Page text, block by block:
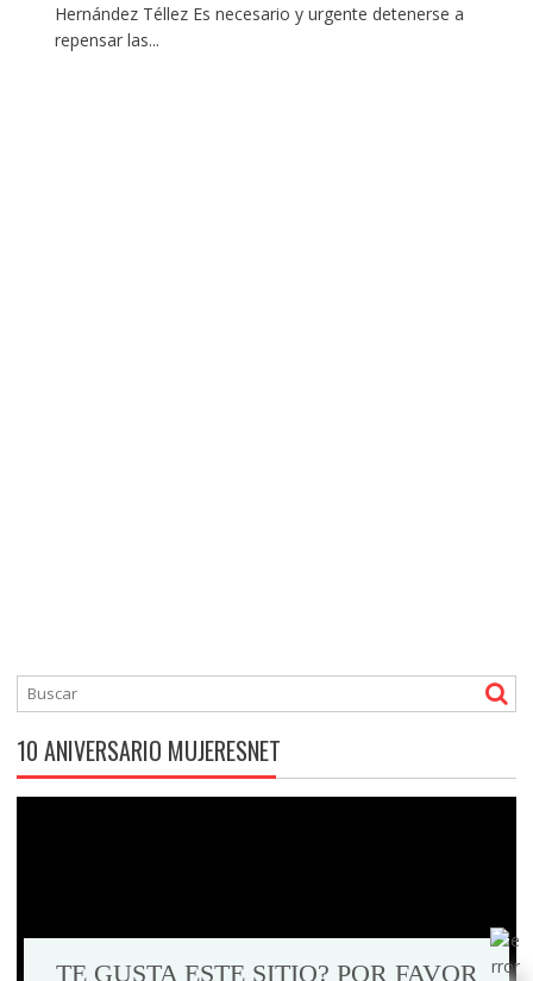
Hernández Téllez Es necesario y urgente detenerse a
repensar las...
10 ANIVERSARIO MUJERESNET
TE GUSTA ESTE SITIO? POR FAVOR